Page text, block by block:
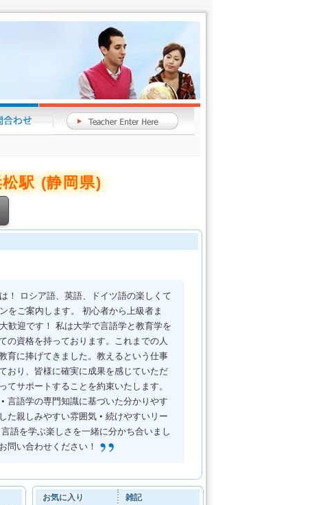
駅 (静岡県)
！ ロシア語、英語、ドイツ語の楽しくて
をご案内します。 初心者から上級者ま
歓迎です！ 私は大学で言語学と教育学を
の資格を持っております。これまでの人
育に捧げてきました。教えるという仕事
おり、皆様に確実に成果を感じていただ
てサポートすることを約束いたします。
• 言語学の専門知識に基づいた分かりやす
た親しみやすい雰囲気 • 続けやすいリー
語を学ぶ楽しさを一緒に分かち合いまし
問い合わせください！ ”
お気に入り 雑記